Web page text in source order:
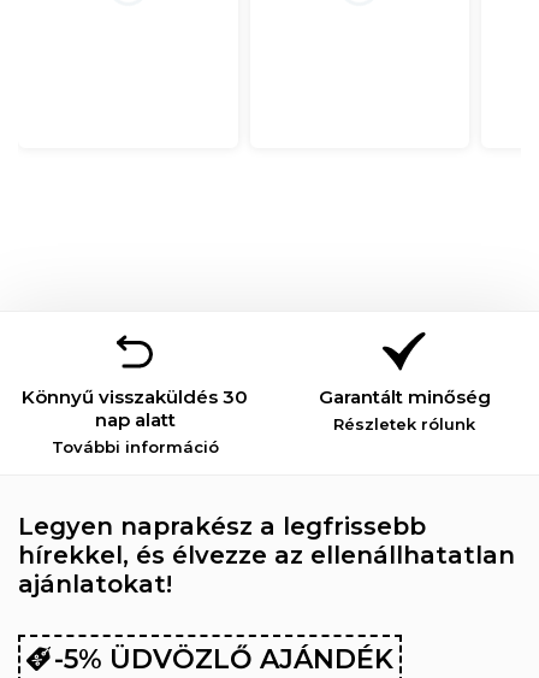
Könnyű visszaküldés 30
nap alatt
További információ
Garantált minőség
Részletek rólunk
Legyen naprakész a legfrissebb
hírekkel, és élvezze az ellenállhatatlan
ajánlatokat!
-5% ÜDVÖZLŐ AJÁNDÉK